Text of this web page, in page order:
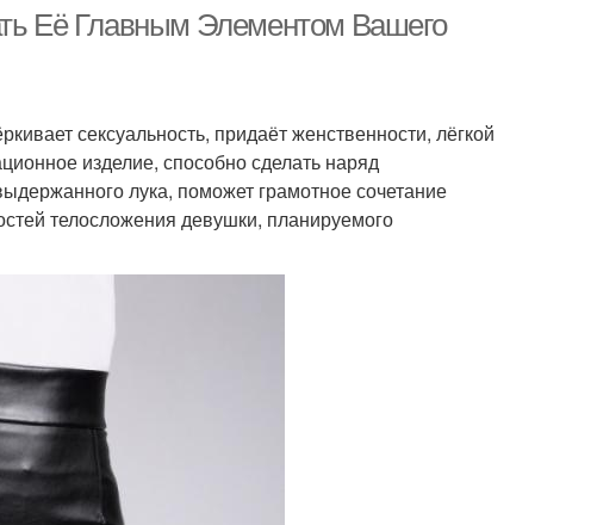
Её Главным Элементом Вашего
сексуальность, придаёт женственности, лёгкой
изделие, способно сделать наряд
лука, поможет грамотное сочетание
телосложения девушки, планируемого